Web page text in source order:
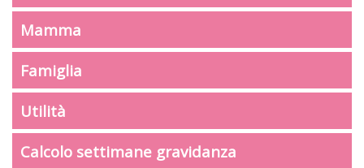
Mamma
Famiglia
Utilità
Calcolo settimane gravidanza